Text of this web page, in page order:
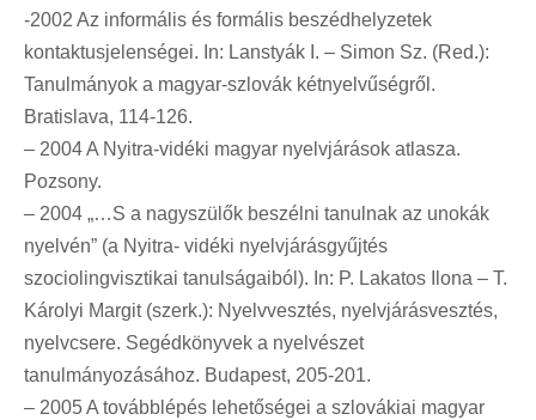
-2002 Az informális és formális beszédhelyzetek
kontaktusjelenségei. In: Lanstyák I. – Simon Sz. (Red.):
Tanulmányok a magyar-szlovák kétnyelvűségről.
Bratislava, 114-126.
– 2004 A Nyitra-vidéki magyar nyelvjárások atlasza.
Pozsony.
– 2004 „…S a nagyszülők beszélni tanulnak az unokák
nyelvén” (a Nyitra- vidéki nyelvjárásgyűjtés
szociolingvisztikai tanulságaiból). In: P. Lakatos Ilona – T.
Károlyi Margit (szerk.): Nyelvvesztés, nyelvjárásvesztés,
nyelvcsere. Segédkönyvek a nyelvészet
tanulmányozásához. Budapest, 205-201.
– 2005 A továbblépés lehetőségei a szlovákiai magyar